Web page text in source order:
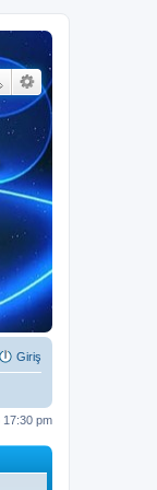
Giriş
17:30 pm